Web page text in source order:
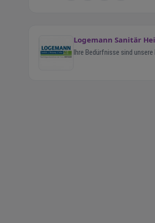
Logemann Sanitär
Ihre Bedürfnisse sind